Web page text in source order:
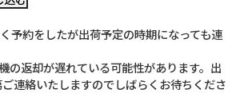
予約をしたが出荷予定の時期になっても連
の返却が遅れている可能性があります。出
連絡いたしますのでしばらくお待ちくださ